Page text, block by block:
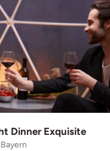
Dinner Exquisite